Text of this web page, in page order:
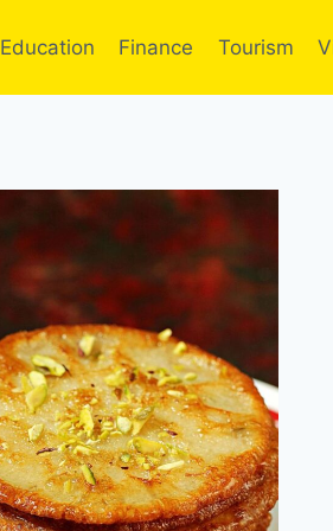
Education Finance Tourism